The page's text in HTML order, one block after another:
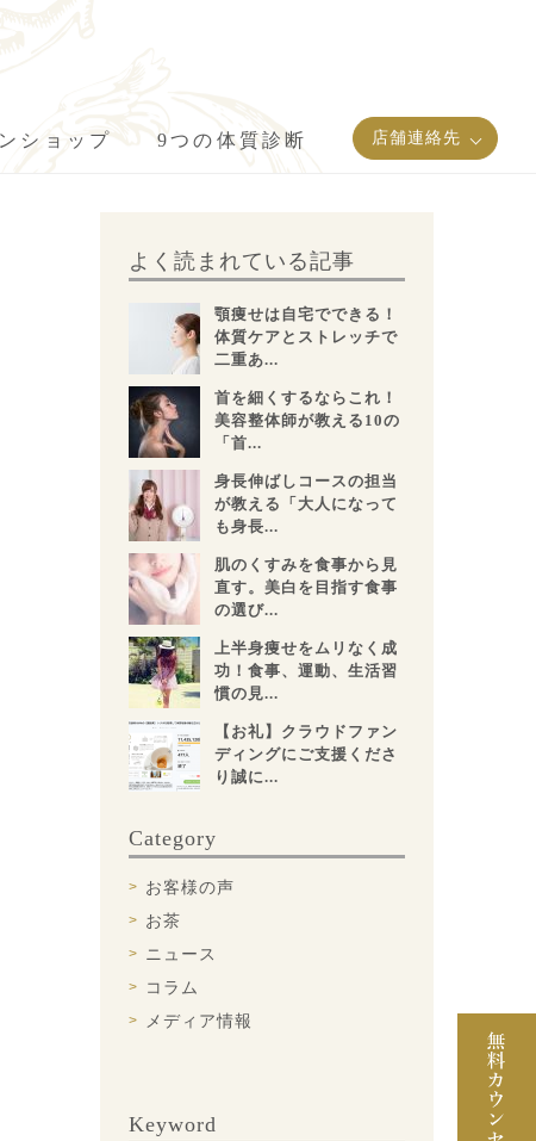
ショップ 9つの体質診断 店舗連絡先
よく読まれている記事
顎痩せは自宅でできる！
体質ケアとストレッチで
二重あ...
首を細くするならこれ！
美容整体師が教える10の
「首...
身長伸ばしコースの担当
が教える「大人になって
も身長...
肌のくすみを食事から見
直す。美白を目指す食事
の選び...
上半身痩せをムリなく成
功！食事、運動、生活習
慣の見...
【お礼】クラウドファン
ディングにご支援くださ
り誠に...
Category
お客様の声
お茶
ニュース
コラム
メディア情報
Keyword